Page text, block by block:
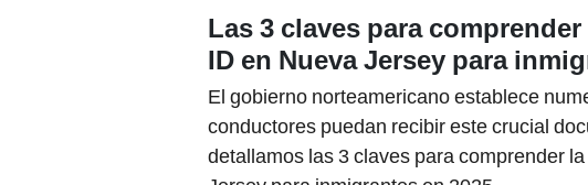
Las 3 claves para
ID en Nueva Jersey para
El gobierno norteamericano establece
conductores puedan recibir este crucial
detallamos las 3 claves para comprender